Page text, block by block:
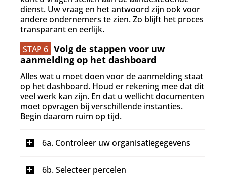
dienst. Uw vraag en het antwoord zijn ook voor
andere ondernemers te zien. Zo blijft het proces
transparant en eerlijk.
STAP 6 Volg de stappen voor uw
aanmelding op het dashboard
Alles wat u moet doen voor de aanmelding staat
op het dashboard. Houd er rekening mee dat dit
veel werk kan zijn. En dat u wellicht documenten
moet opvragen bij verschillende instanties.
Begin daarom ruim op tijd.
I
e
6a. Controleer uw organisatiegegevens
I6b. Selecteer percelen